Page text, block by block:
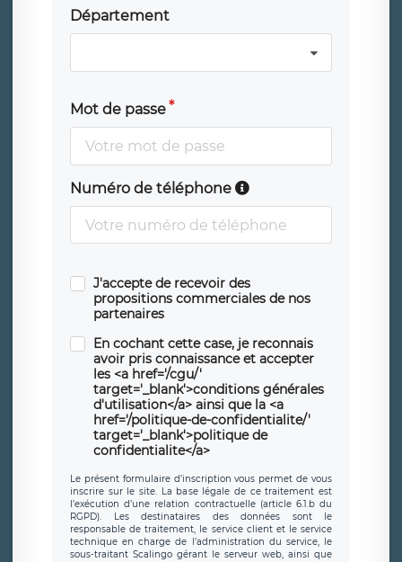
Département
Mot de passe
Numéro de téléphone
J'accepte de recevoir des
propositions commerciales de nos
partenaires
En cochant cette case, je reconnais
avoir pris connaissance et accepter
les <a href='/cgu/'
target='_blank'>conditions générales
d'utilisation</a> ainsi que la <a
href='/politique-de-confidentialite/'
target='_blank'>politique de
confidentialite</a>
Le présent formulaire d’inscription vous permet de vous
inscrire sur le site. La base légale de ce traitement est
l’exécution d’une relation contractuelle (article 6.1.b du
RGPD). Les destinataires des données sont le
responsable de traitement, le service client et le service
technique en charge de l’administration du service, le
sous-traitant Scalingo gérant le serveur web, ainsi que